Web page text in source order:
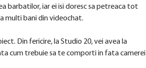
barbatilor, iar ei isi doresc sa petreaca tot
multi bani din videochat.
Din fericire, la Studio 20, vei avea la
cum trebuie sa te comporti in fata camerei